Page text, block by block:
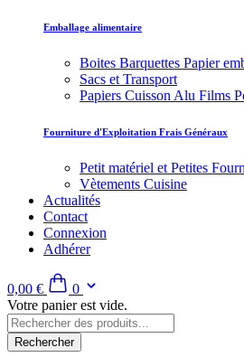
Emballage alimentaire
Boites Barquettes Papier
Sacs et Transport
Papiers Cuisson Alu Films
Fourniture d'Exploitation Frais Généraux
Petit matériel et Petites
Vètements Cuisine
Actualités
Contact
Connexion
Adhérer
0,00 €
0
Votre panier est vide.
Rechercher